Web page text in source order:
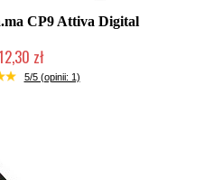
CP9 Attiva Digital
zł
wycofany
5/5 (opinii: 1)